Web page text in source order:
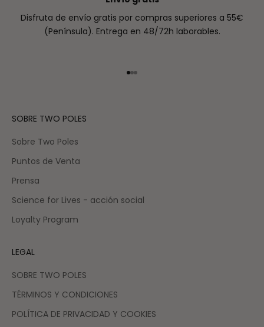
Disfruta de envío gratis por compras superiores a 55€
(Península). Entrega en 48/72h laborables.
Ir al artículo 1
Ir al artículo 2
Ir al artículo 3
SOBRE TWO POLES
Sobre Two Poles
Puntos de Venta
Prensa
Science for Lives - acción social
Loyalty Program
LEGAL
SOBRE TWO POLES
TÉRMINOS Y CONDICIONES
POLÍTICA DE PRIVACIDAD Y COOKIES